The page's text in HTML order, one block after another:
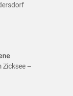
Zicksee –